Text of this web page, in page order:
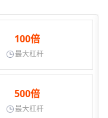
100倍
最大杠杆
500倍
最大杠杆